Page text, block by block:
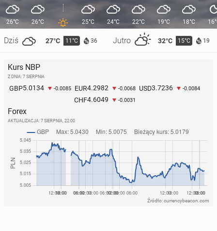
26°C
Dziś 27°C 11°C 36 Jutro 32°C 15°C 19
26°C 25°C 24°C 22°C 19°C 18°C
Kurs NBP
Z DNIA: 7 SIERPNIA
GBP5.0134 -0.0085 EUR4.2982 -0.0068 USD3.7236 -0.0084
CHF4.6049 -0.0031
Forex
AKTUALIZACJA: 7 SIERPNIA, 22:00
Źródło: currencybeacon.com